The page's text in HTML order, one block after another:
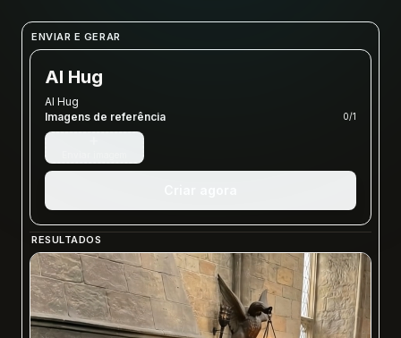
ENVIAR E GERAR
AI Hug
AI Hug
Imagens de referência
0/1
RESULTADOS